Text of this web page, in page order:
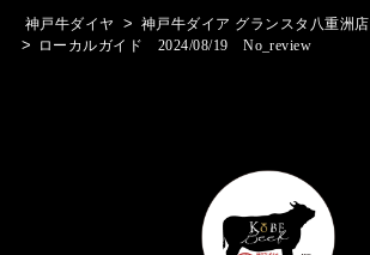
神戸牛ダイヤ > 神戸牛ダイア グランスタ八重洲店
> ローカルガイド 2024/08/19 No_review